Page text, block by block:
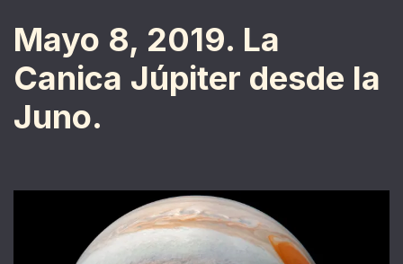
Mayo 8, 2019. La
Canica Júpiter desde la
Juno.